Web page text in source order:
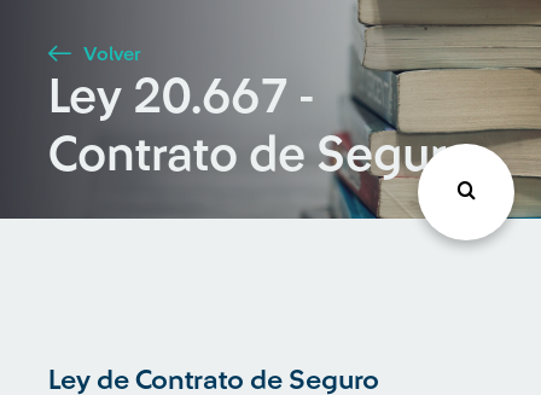
Buscar
Volver
Ley 20.667 -
Contrato de Seguro
Ley de Contrato de Seguro